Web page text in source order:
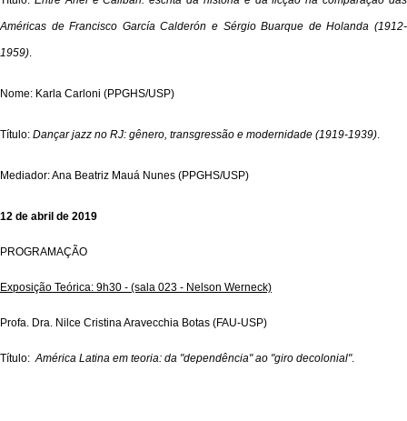
Américas de Francisco García Calderón e Sérgio Buarque de Holanda (1912-
1959)
Nome: Karla Carloni (PPGHS/USP)
Título: Dançar jazz no RJ: gênero, transgressão e modernidade (1919-1939)
Mediador: Ana Beatriz Mauá Nunes (PPGHS/USP)
12 de abril de 2019
PROGRAMAÇÃO
Exposição Teórica: 9h30 - (sala 023 - Nelson Werneck)
Profa. Dra. Nilce Cristina Aravecchia Botas (FAU-USP)
Título: América Latina em teoria: da "dependência" ao "giro decolonial".